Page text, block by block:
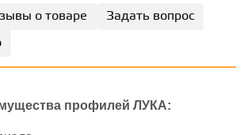
о товаре
Задать вопрос
профилей ЛУКА: